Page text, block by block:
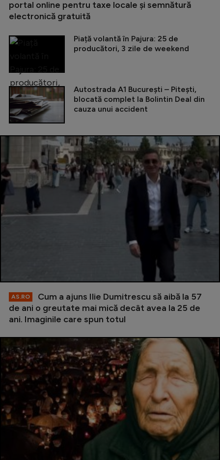
portal online pentru taxe locale și semnătură
electronică gratuită
Piață volantă în Pajura: 25 de
producători, 3 zile de weekend
Autostrada A1 București – Pitești,
blocată complet la Bolintin Deal din
cauza unui accident
AS.RO
Cum a ajuns Ilie Dumitrescu să aibă la 57
de ani o greutate mai mică decât avea la 25 de
ani. Imaginile care spun totul